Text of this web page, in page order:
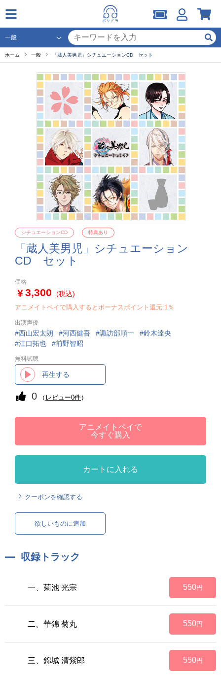
ホーム 一般 「蔵人美男児」シチュエーションCD セット
「蔵人美男児」シチュエーション
CD セット
シチュエーションCD 特典あり
価格
3,300 (税込)
アニメイトペイで購入するとボーナスポイント還元:1％
出演声優
西山宏太朗 河西健吾 諏訪部順一
鈴木達央
江口拓也
前野智昭
無料試聴
再生する
0 （ レビュー0件）
アニメイトペイで
今すぐ購入
カートに入れる
クーポンを確認する
欲しいものに追加
収録トラック
一、菊池 光宗 550円
二、華錦 菊丸 550円
三、錦城 清紫郎 550円